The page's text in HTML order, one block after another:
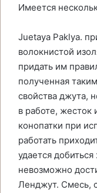
Имеется
Juetaya Paklya.
волокнистой
придать им
полученная
свойства джута,
в работе,
конопатки при
работать
удается
невозможно
Ленджут. Смесь,